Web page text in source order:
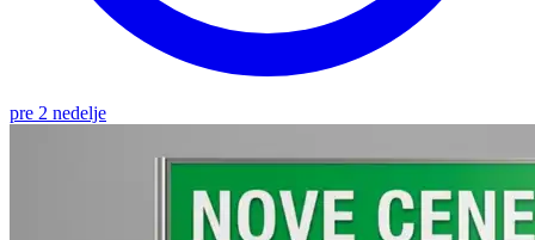
pre 2 nedelje